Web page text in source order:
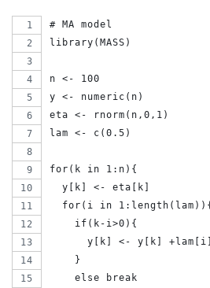
# MA model
library(MASS)
n <- 100
y <- numeric(n)
eta <- rnorm(n,0,1)
lam <- c(0.5)
for(k in 1:n){
  y[k] <- eta[k]
  for(i in 1:length(lam)){
    if(k-i>0){
y[k] <- y[k]
    }
    else break